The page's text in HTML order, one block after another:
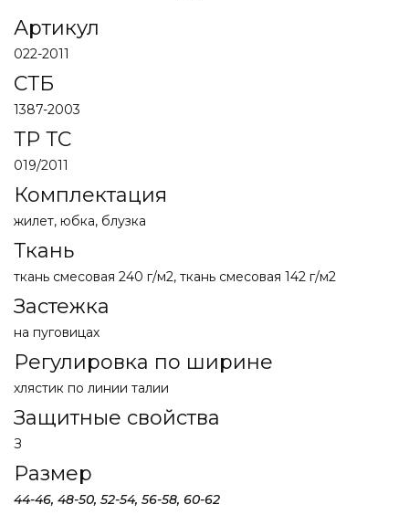
Артикул
022-2011
СТБ
1387-2003
ТР ТС
019/2011
Комплектация
жилет, юбка, блузка
Ткань
ткань смесовая 240 г/м2, ткань смесовая 142 г/м2
Застежка
на пуговицах
Регулировка по ширине
хлястик по линии талии
Защитные свойства
З
Размер
44-46, 48-50, 52-54, 56-58, 60-62